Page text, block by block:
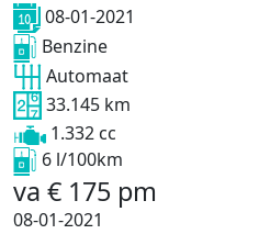
08-01-2021
Benzine
Automaat
33.145 km
1.332 cc
6 l/100km
va € 175 pm
08-01-2021